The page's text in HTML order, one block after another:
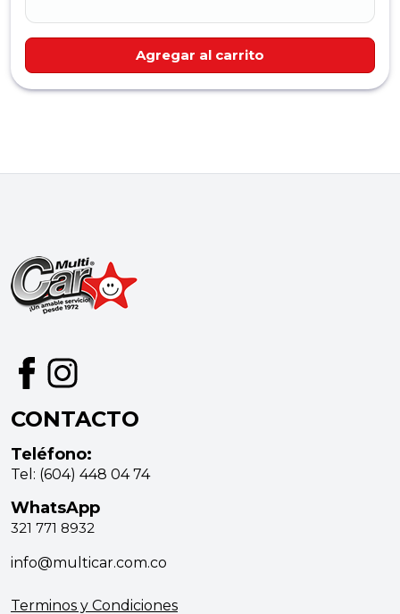
Agregar al carrito
CONTACTO
Teléfono:
Tel: (604) 448 04 74
WhatsApp
321 771 8932
info@multicar.com.co
Terminos y Condiciones